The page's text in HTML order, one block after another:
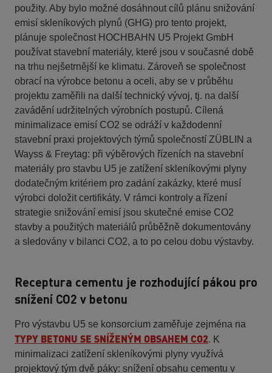
použity. Aby bylo možné dosáhnout cílů plánu snižování
emisí skleníkových plynů (GHG) pro tento projekt,
plánuje společnost HOCHBAHN U5 Projekt GmbH
používat stavební materiály, které jsou v současné době
na trhu nejšetrnější ke klimatu. Zároveň se společnost
obrací na výrobce betonu a oceli, aby se v průběhu
projektu zaměřili na další technický vývoj, tj. na další
zavádění udržitelných výrobních postupů. Cílená
minimalizace emisí CO2 se odráží v každodenní
stavební praxi projektových týmů společností ZÜBLIN a
Wayss & Freytag: při výběrových řízeních na stavební
materiály pro stavbu U5 je zatížení skleníkovými plyny
dodatečným kritériem pro zadání zakázky, které musí
výrobci doložit certifikáty. V rámci kontroly a řízení
strategie snižování emisí jsou skutečné emise CO2
stavby a použitých materiálů průběžně dokumentovány
a sledovány v bilanci CO2, a to po celou dobu výstavby.
Receptura cementu je rozhodující pákou pro
snížení CO2 v betonu
Pro výstavbu U5 se konsorcium zaměřuje zejména na
TYPY BETONU SE SNÍŽENÝM OBSAHEM CO2. K
minimalizaci zatížení skleníkovými plyny využívá
projektový tým dvě páky: snížení obsahu cementu v